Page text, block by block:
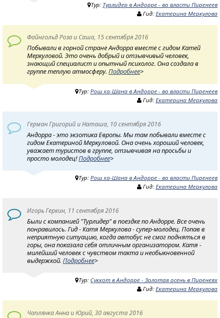
Тур: Турлидер в Андорре - во власти Пиренеев
Гид: Екатерина Меркулова
Файнгольд Роза и Саша, 15 сентября 2016
Побывали в горной стране Андорра вместе с гидом Катей
Меркуловой. Это очень добрый и отзывчивый человек,
знающий специалист и опытный психолог. Она создала в
группе теплую атмосферу. Подробнее>
Тур: Рош ха-Шана в Андорре - во власти Пиренеев
Гид: Екатерина Меркулова
Герман Григорий и Наташа, 10 сентября 2016
Андорра - это экзотика Европы. Мы там побывали вместе с
гидом Екатериной Меркуловой. Она очень хороший человек,
уважает туристов в группе, отзывчивая на просьбы и
просто молодец!Подробнее>
Тур: Рош ха-Шана в Андорре - во власти Пиренеев
Гид: Екатерина Меркулова
Игорь Геркин, 11 сентября 2016
Были с компанией "Турлидер" в поездке по Андорре. Все очень
понравилось. Гид - Катя Меркулова - супер-молодец. Попав в
неприятную ситуацию, когда автобус не смог подняться в
горы, она показала себя отличным организатором. Катя -
милейший человек с чувством такта и необыкновенной
выдержкой. Подробнее>
Тур: Суккот в Андорре - Золотая осень в Пиренеях
Гид: Екатерина Меркулова
Чаплянка Анна и Юрий, 30 августа 2016